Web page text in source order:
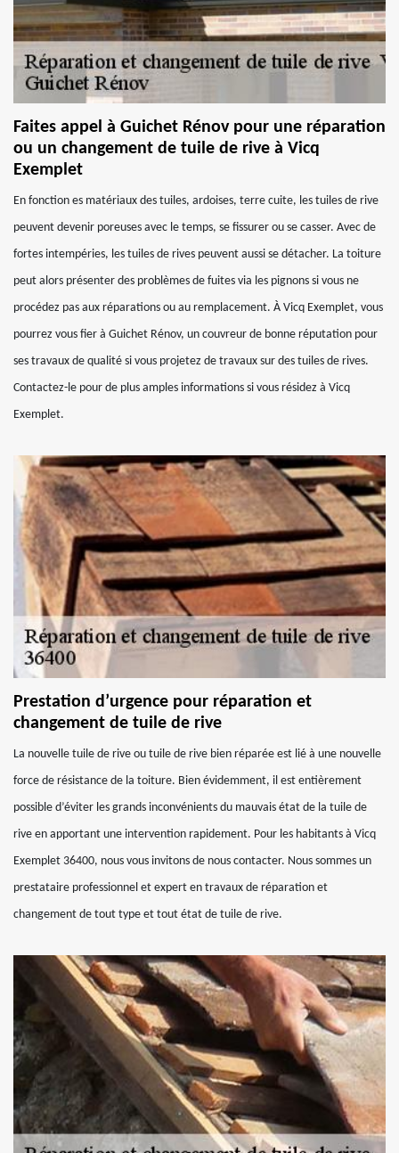
Faites appel à Guichet Rénov pour une réparation
ou un changement de tuile de rive à Vicq
Exemplet
En fonction es matériaux des tuiles, ardoises, terre cuite, les tuiles de rive
peuvent devenir poreuses avec le temps, se fissurer ou se casser. Avec de
fortes intempéries, les tuiles de rives peuvent aussi se détacher. La toiture
peut alors présenter des problèmes de fuites via les pignons si vous ne
procédez pas aux réparations ou au remplacement. À Vicq Exemplet, vous
pourrez vous fier à Guichet Rénov, un couvreur de bonne réputation pour
ses travaux de qualité si vous projetez de travaux sur des tuiles de rives.
Contactez-le pour de plus amples informations si vous résidez à Vicq
Exemplet.
Prestation d’urgence pour réparation et
changement de tuile de rive
La nouvelle tuile de rive ou tuile de rive bien réparée est lié à une nouvelle
force de résistance de la toiture. Bien évidemment, il est entièrement
possible d’éviter les grands inconvénients du mauvais état de la tuile de
rive en apportant une intervention rapidement. Pour les habitants à Vicq
Exemplet 36400, nous vous invitons de nous contacter. Nous sommes un
prestataire professionnel et expert en travaux de réparation et
changement de tout type et tout état de tuile de rive.